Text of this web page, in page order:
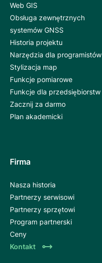
Web GIS
Obsługa zewnętrznych
systemów GNSS
Historia projektu
Narzędzia dla programistów
Stylizacja map
Funkcje pomiarowe
Funkcje dla przedsiębiorstw
Zacznij za darmo
Plan akademicki
Firma
Nasza historia
Partnerzy serwisowi
Partnerzy sprzętowi
Program partnerski
Ceny
Kontakt